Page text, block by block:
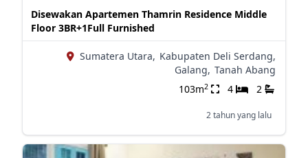
Disewakan Apartemen Thamrin Residence Middle
Floor 3BR+1Full Furnished
Sumatera Utara, Kabupaten Deli Serdang,
Galang, Tanah Abang
103m2 4 2
2 tahun yang lalu